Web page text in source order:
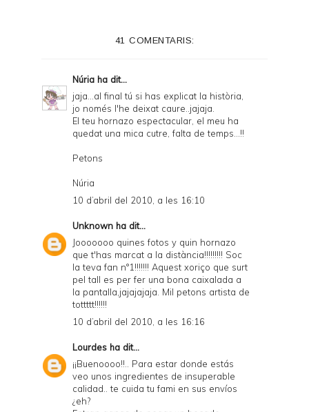
41 COMENTARIS:
Núria ha dit...
jaja...al final tú si has explicat la història,
jo només l'he deixat caure..jajaja.
El teu hornazo espectacular, el meu ha
quedat una mica cutre, falta de temps...!!
Petons
Núria
10 d’abril del 2010, a les 16:10
Unknown ha dit...
Jooooooo quines fotos y quin hornazo
que t'has marcat a la distància!!!!!!!!! Soc
la teva fan n°1!!!!!!! Aquest xoriço que surt
pel tall es per fer una bona caixalada a
la pantalla,jajajajaja. Mil petons artista de
tottttt!!!!!!
10 d’abril del 2010, a les 16:16
Lourdes ha dit...
¡¡Buenoooo!!.. Para estar donde estás
veo unos ingredientes de insuperable
calidad.. te cuida tu fami en sus envíos
¿eh?